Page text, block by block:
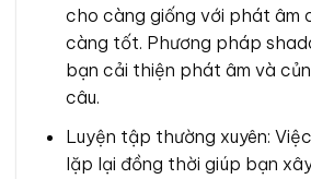
cho càng giống với phát âm
càng tốt. Phương pháp
bạn cải thiện phát âm và
câu.
Luyện tập thường xuyên:
lặp lại đồng thời giúp bạn